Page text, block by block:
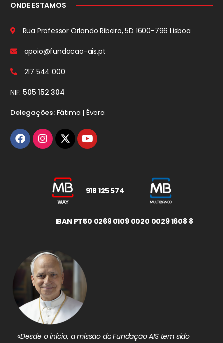
ONDE ESTAMOS
Rua Professor Orlando Ribeiro, 5D 1600-796 Lisboa
apoio@fundacao-ais.pt
217 544 000
NIF: 505 152 304
Delegações:Fátima | Évora
918 125 574
IBAN PT50 0269 0109 0020 0029 1608 8
«Desde o início, a missão da Fundação AIS tem sido